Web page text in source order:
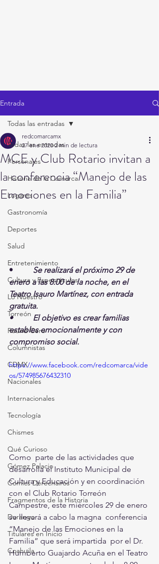
Entrada
Todas las entradas
Personajes
Historia de la Comarca
Lugares
Gastronomía
Deportes
Salud
Entretenimiento
Cultura y Espectáculos
Lo Nuestro
Torreón
Round Cero
Columnistas
CDMX
Nacionales
Internacionales
Tecnología
Chismes
Qué Curioso
Gómez Palacio
Comics Derechairos
Fragmentos de la Historia
Durango
Titulares en Inicio
Coahuila
Todas las entradas
MCE y Club Rotario invitan a
la conferencia “Manejo de las
Emociones en la Familia”
redcomarcamx
27 ene 2020 2 min de lectura
• Se realizará el próximo 29 de
enero a las 8:00 de la noche, en el
Teatro Isauro Martínez, con entrada
gratuita.
•          El objetivo es crear familias
estables emocionalmente y con
compromiso social.
https://www.facebook.com/redcomarca/vide
os/574985676432310
Como  parte de las actividades que
desarrolla el Instituto Municipal de
Cultura y Educación y en coordinación
con el Club Rotario Torreón
Campestre, este miércoles 29 de enero
se llevará a cabo la magna  conferencia
“Manejo de las Emociones en la
Familia” que será impartida  por el Dr.
Humberto Guajardo Acuña en el Teatro